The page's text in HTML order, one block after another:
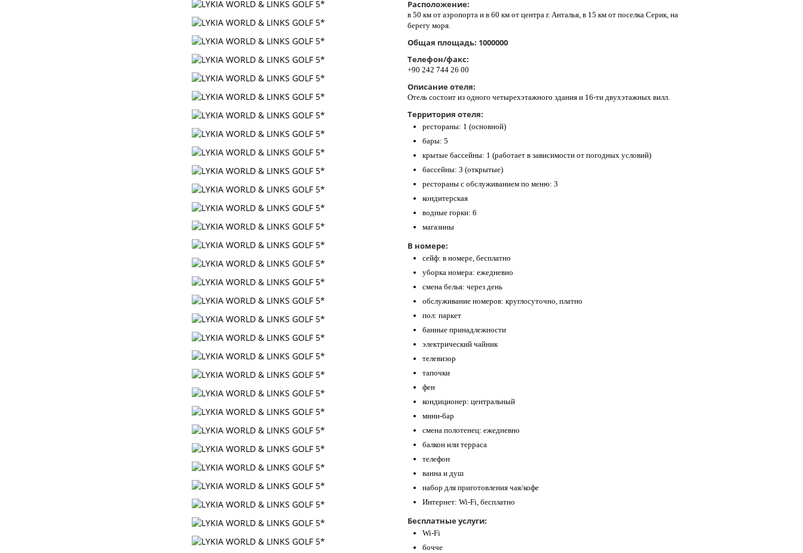
Расположение:
в 50 км от аэропорта и в 60 км от центра г. Анталья, в 15 км от поселка Серик, на
берегу моря.
Общая площадь: 1000000
Телефон/факс:
+90 242 744 26 00
Описание отеля:
Отель состоит из одного четырехэтажного здания и 16-ти двухэтажных вилл.
Территория отеля:
рестораны: 1 (основной)
бары: 5
крытые бассейны: 1 (работает в зависимости от погодных условий)
бассейны: 3 (открытые)
рестораны с обслуживанием по меню: 3
кондитерская
водные горки: 6
магазины
В номере:
сейф: в номере, бесплатно
уборка номера: ежедневно
смена белья: через день
обслуживание номеров: круглосуточно, платно
пол: паркет
банные принадлежности
электрический чайник
телевизор
тапочки
фен
кондиционер: центральный
мини-бар
смена полотенец: ежедневно
балкон или терраса
телефон
ванна и душ
набор для приготовления чая/кофе
Интернет: Wi-Fi, бесплатно
Бесплатные услуги:
Wi-Fi
бочче